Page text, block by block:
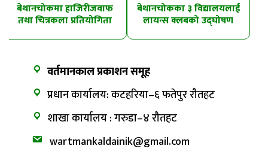
बेथानचोकमा हाजिरीजवाफ
तथा चित्रकला प्रतियोगिता
बेथानचोकका ३ विद्यालयलाई
लायन्स क्लबको उद्घोषण
वर्तमानकाल प्रकाशन समूह
प्रधान कार्यालय: कटहरिया–६ फतेपुर रौतहट
शाखा कार्यालय : गरुडा–४ रौतहट
wartmankaldainik@gmail.com